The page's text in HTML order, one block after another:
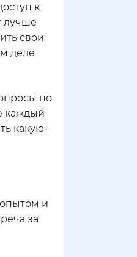
к
лучше
свои
деле
по
каждый
какую-
и
за